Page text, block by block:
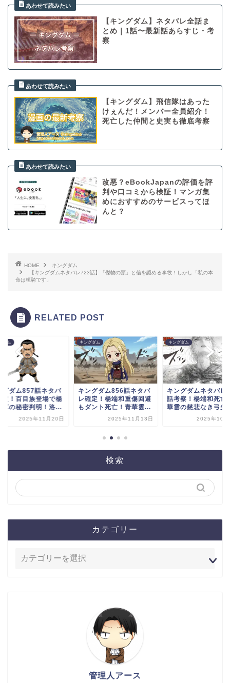
【キングダム】ネタバレ全話ま
とめ｜1話〜最新話あらすじ・考
察
【キングダム】飛信隊はあった
けぇんだ！メンバー全員紹介！
死亡した仲間と史実も徹底考察
改悪？eBookJapanの評価を評
判や口コミから検証！マンガ集
めにおすすめのサービスってほ
んと？
HOME
キングダム
【キングダムネタバレ723話】「傑物の類」と信を認める李牧！しかし「私の本
命は桓騎です」
RELATED POST
ダム
グダム857話ネタバ
定！百目族登場で楊
軍の秘密判明！洛...
2025年11月20日
キングダム
キングダム856話ネタバ
レ確定！楊端和重傷回避
もダント死亡！青華雲...
2025年11月13日
キングダム
キングダムネタバレ
話考察！楊端和死亡
華雲の慈悲なき弓矢
2025年10月
検索
カテゴリー
管理人アース